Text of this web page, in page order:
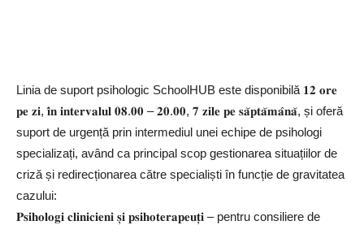
Linia de suport psihologic SchoolHUB este disponibilă 𝟏𝟐 𝐨𝐫𝐞
𝐩𝐞 𝐳𝐢, 𝐢̂𝐧 𝐢𝐧𝐭𝐞𝐫𝐯𝐚𝐥𝐮𝐥 𝟎𝟖.𝟎𝟎 – 𝟐𝟎.𝟎𝟎, 𝟕 𝐳𝐢𝐥𝐞 𝐩𝐞 𝐬𝐚̆𝐩𝐭𝐚̆𝐦𝐚̂𝐧𝐚̆, și oferă
suport de urgență prin intermediul unei echipe de psihologi
specializați, având ca principal scop gestionarea situațiilor de
criză și redirecționarea către specialiști în funcție de gravitatea
cazului:
𝐏𝐬𝐢𝐡𝐨𝐥𝐨𝐠𝐢 𝐜𝐥𝐢𝐧𝐢𝐜𝐢𝐞𝐧𝐢 𝐬̦𝐢 𝐩𝐬𝐢𝐡𝐨𝐭𝐞𝐫𝐚𝐩𝐞𝐮𝐭̦𝐢 – pentru consiliere de